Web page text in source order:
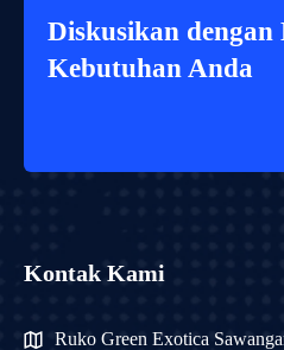
Diskusikan
Kebutuhan Anda
Kontak Kami
Ruko Green Exotica